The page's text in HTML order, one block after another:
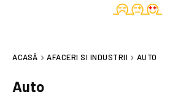
ACASĂ AFACERI SI INDUSTRII AUTO
Auto